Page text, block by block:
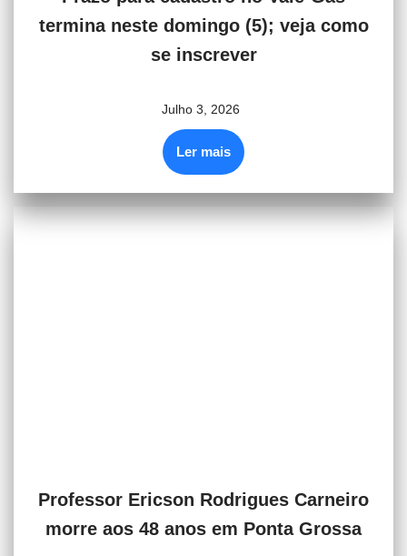
termina neste domingo (5); veja como
se inscrever
Julho 3, 2026
Ler mais
Professor Ericson Rodrigues Carneiro
morre aos 48 anos em Ponta Grossa